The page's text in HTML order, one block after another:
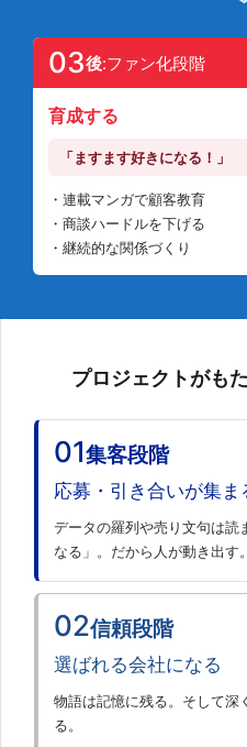
03後:ファン化段階
育成する
「ますます好きになる！」
・連載マンガで顧客教育
・商談ハードルを下げる
・継続的な関係づくり
プロジェクトがも
01集客段階
応募・引き合いが集ま
データの羅列や売り文句は読
なる」。だから人が動き出す。
02信頼段階
選ばれる会社になる
物語は記憶に残る。そして深
る。